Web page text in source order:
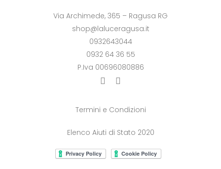
Via Archimede, 365 – Ragusa RG
shop@laluceragusa.it
0932643044
0932 64 36 55
P.Iva 00696080886
Termini e Condizioni
Elenco Aiuti di Stato 2020